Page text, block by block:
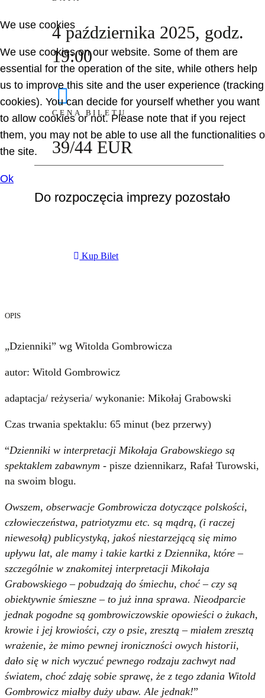
4 października 2025, godz.
19:00
CENA BILETU
39/44 EUR
Do rozpoczęcia imprezy pozostało
Kup Bilet
OPIS
„Dzienniki” wg Witolda Gombrowicza
autor: Witold Gombrowicz
adaptacja/ reżyseria/ wykonanie: Mikołaj Grabowski
Czas trwania spektaklu: 65 minut (bez przerwy)
“Dzienniki w interpretacji Mikołaja Grabowskiego są
spektaklem zabawnym - pisze dziennikarz, Rafał Turowski,
na swoim blogu.
Owszem, obserwacje Gombrowicza dotyczące polskości,
człowieczeństwa, patriotyzmu etc. są mądrą, (i raczej
niewesołą) publicystyką, jakoś niestarzejącą się mimo
upływu lat, ale mamy i takie kartki z Dziennika, które –
szczególnie w znakomitej interpretacji Mikołaja
Grabowskiego – pobudzają do śmiechu, choć – czy są
obiektywnie śmieszne – to już inna sprawa. Nieodparcie
jednak pogodne są gombrowiczowskie opowieści o żukach,
krowie i jej krowiości, czy o psie, zresztą – miałem zresztą
wrażenie, że mimo pewnej ironiczności owych historii,
dało się w nich wyczuć pewnego rodzaju zachwyt nad
światem, choć zdaję sobie sprawę, że z tego zdania Witold
Gombrowicz miałby duży ubaw. Ale jednak!”
We use cookies
We use cookies on our website. Some of them are
essential for the operation of the site, while others help
us to improve this site and the user experience (tracking
cookies). You can decide for yourself whether you want
to allow cookies or not. Please note that if you reject
them, you may not be able to use all the functionalities
the site.
Ok